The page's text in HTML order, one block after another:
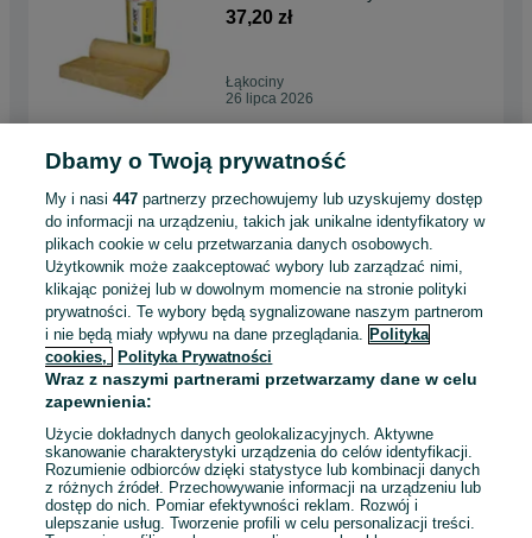
Ostrów Kalisz
37,20 zł
Łąkociny
26 lipca 2026
Płyta OSB 25mm / 22mm /
18mm P+W 2500x625
Transport Ostrów Kalisz Milicz
Syców Kępno Oleśnica
83,90 zł
Łąkociny
26 lipca 2026
Blachodachówka Taira -
kompletny dach - transport -
Łąkociny
26 lipca 2026
Dbamy o Twoją prywatność
My i nasi447 partnerzy przechowujemy lub uzyskujemy dostęp
do informacji na urządzeniu, takich jak unikalne identyfikatory w
plikach cookie w celu przetwarzania danych osobowych.
Użytkownik może zaakceptować wybory lub zarządzać nimi,
klikając poniżej lub w dowolnym momencie na stronie polityki
prywatności. Te wybory będą sygnalizowane naszym partnerom
i nie będą miały wpływu na dane przeglądania. Polityka
cookies,
Polityka Prywatności
Wraz z naszymi partnerami przetwarzamy dane w celu
zapewnienia:
Użycie dokładnych danych geolokalizacyjnych. Aktywne
skanowanie charakterystyki urządzenia do celów identyfikacji.
Rozumienie odbiorców dzięki statystyce lub kombinacji danych
z różnych źródeł. Przechowywanie informacji na urządzeniu lub
dostęp do nich. Pomiar efektywności reklam. Rozwój i
ulepszanie usług. Tworzenie profili w celu personalizacji treści.